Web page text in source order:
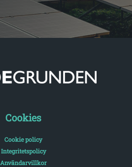
Cookies
Cookie policy
Integritetspolicy
Användarvillkor